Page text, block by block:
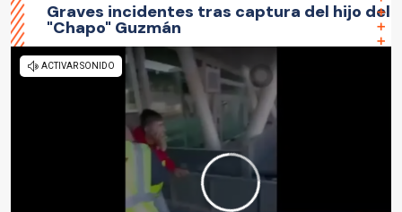
Graves incidentes tras captura del hijo del
"Chapo" Guzmán